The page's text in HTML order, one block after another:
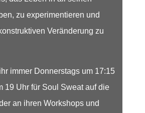
zu experimentieren und
Veränderung zu
immer Donnerstags um 17:15
19 Uhr für Soul Sweat auf die
an ihren Workshops und